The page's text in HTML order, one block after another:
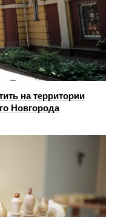
на территории
Новгорода